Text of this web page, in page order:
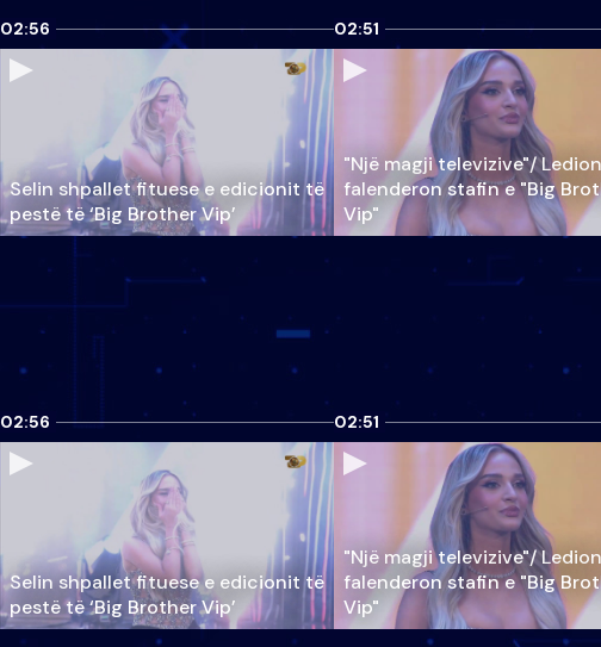
02:56
Selin shpallet fituese e edicionit të
pestë të ‘Big Brother Vip’
02:51
"Një magji televizive"/
falenderon stafin e "Big
Vip"
02:56
Selin shpallet fituese e edicionit të
pestë të ‘Big Brother Vip’
02:51
"Një magji televizive"/
falenderon stafin e "Big
Vip"